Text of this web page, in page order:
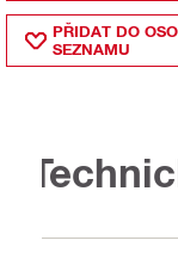
PŘIDAT DO
SEZNAMU